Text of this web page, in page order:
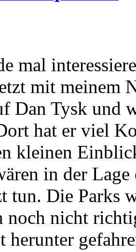
mal
mit meinem
Dan Tysk und
hat er viel
kleinen
in der
tun. Die Parks
noch nicht
herunter